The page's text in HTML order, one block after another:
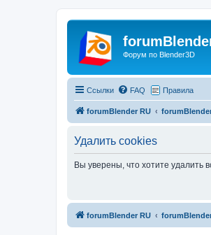
Форум по Blender3D
Ссылки FAQ Правила
forumBlender RU
Удалить cookies
Вы уверены, что хотите удалить
forumBlender RU